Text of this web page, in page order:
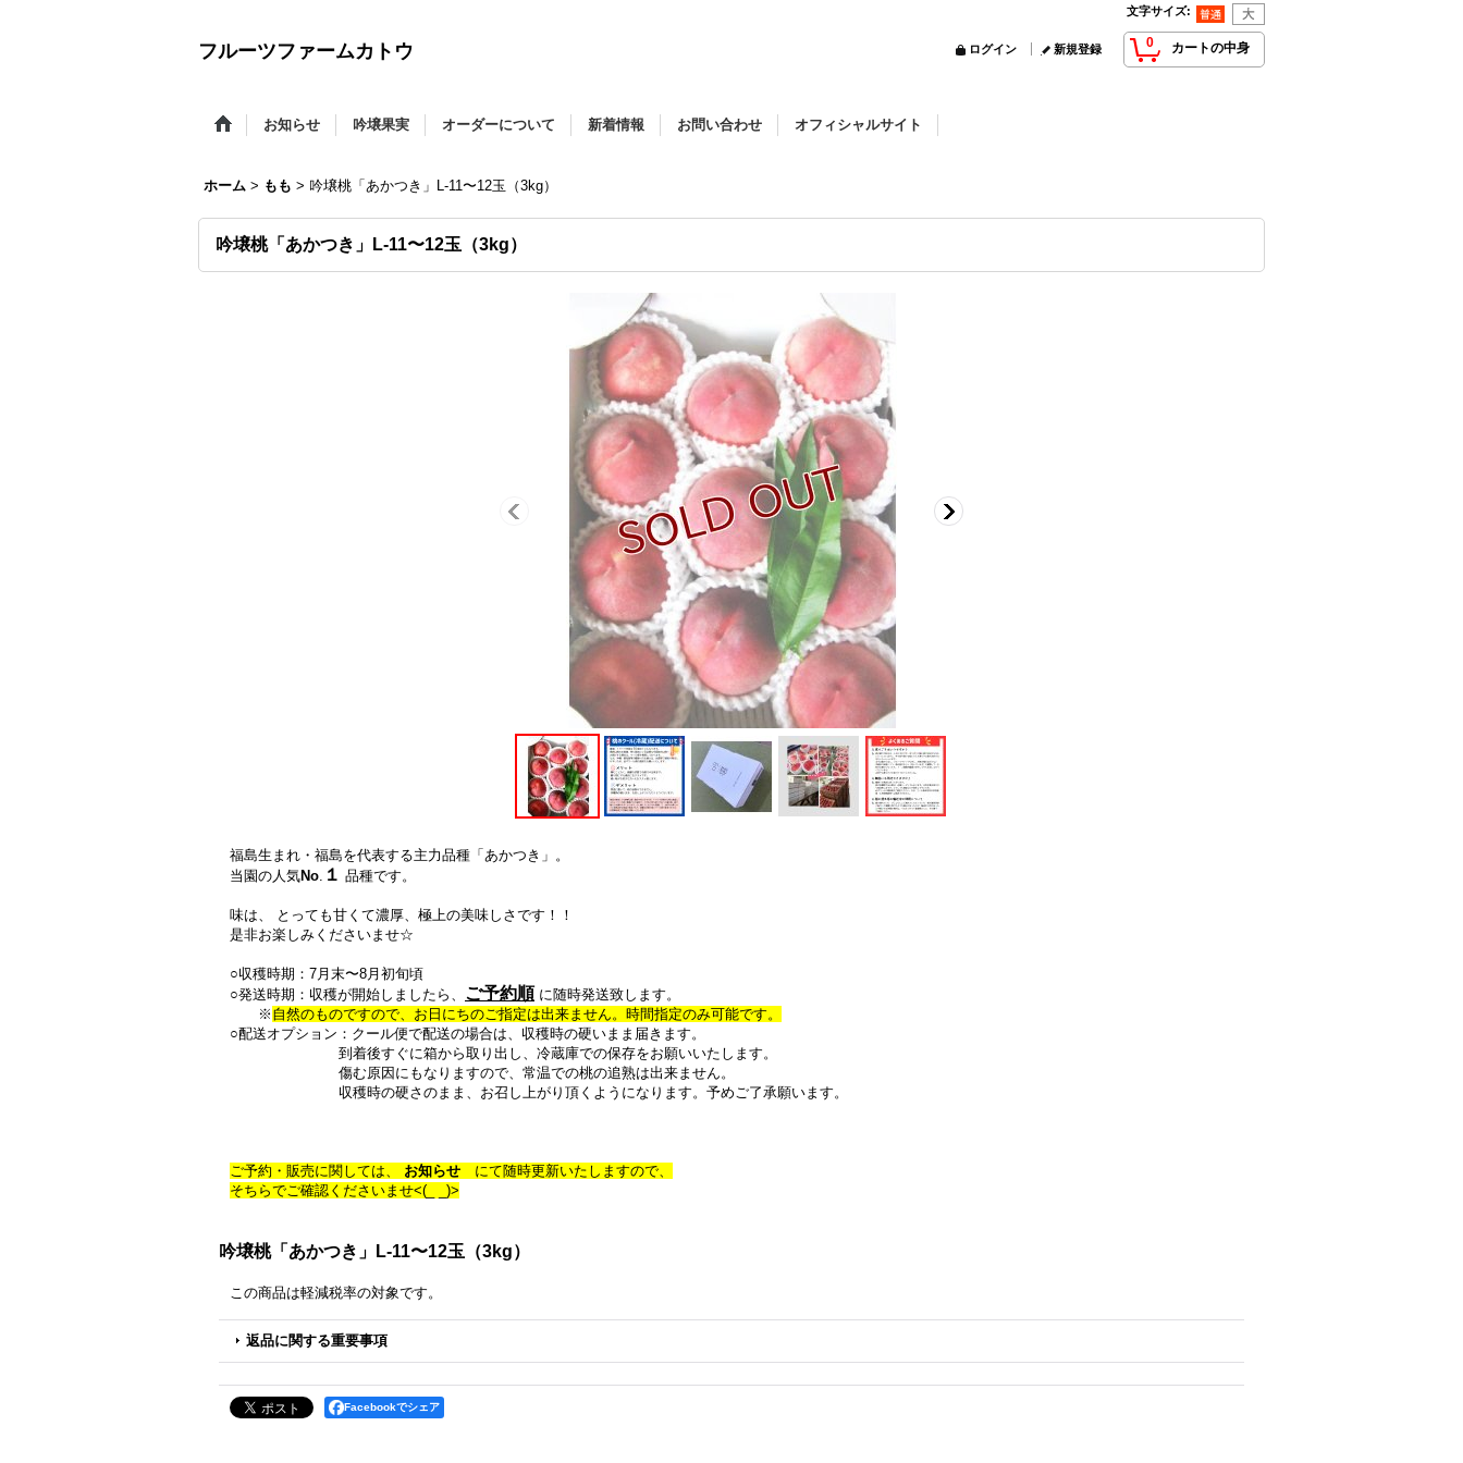
文字サイズ:
フルーツファームカトウ 0 カートの中身
ログイン 新規登録
お知らせ 吟壌果実 オーダーについて 新着情報 お問い合わせ オフィシャルサイト
ホーム > もも > 吟壌桃「あかつき」L-11〜12玉（3kg）
吟壌桃「あかつき」L-11〜12玉（3kg）
福島生まれ・福島を代表する主力品種「あかつき」。
当園の人気No. １ 品種です。
味は、 とっても甘くて濃厚、極上の美味しさです！！
是非お楽しみくださいませ☆
○収穫時期：7月末〜8月初旬頃
○発送時期：収穫が開始しましたら、 ご予約順 に随時発送致します。
※ 自然のものですので、お日にちのご指定は出来ません。時間指定のみ可能です。
○配送オプション：クール便で配送の場合は、収穫時の硬いまま届きます。
到着後すぐに箱から取り出し、冷蔵庫での保存をお願いいたします。
傷む原因にもなりますので、常温での桃の追熟は出来ません。
収穫時の硬さのまま、お召し上がり頂くようになります。予めご了承願います。
ご予約・販売に関しては、 お知らせ にて随時更新いたしますので、
そちらでご確認くださいませ<(_ _)>
吟壌桃「あかつき」L-11〜12玉（3kg）
この商品は軽減税率の対象です。
返品に関する重要事項
Facebookでシェア